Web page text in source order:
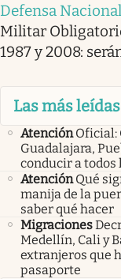
Defensa Nacional
Militar
1987 y 2008:
Las más leídas
Atención Oficial:
Guadalajara,
conducir a todos
Atención Qué
manija de la
saber qué hacer
Migraciones
Medellín, Cali y
extranjeros que
pasaporte